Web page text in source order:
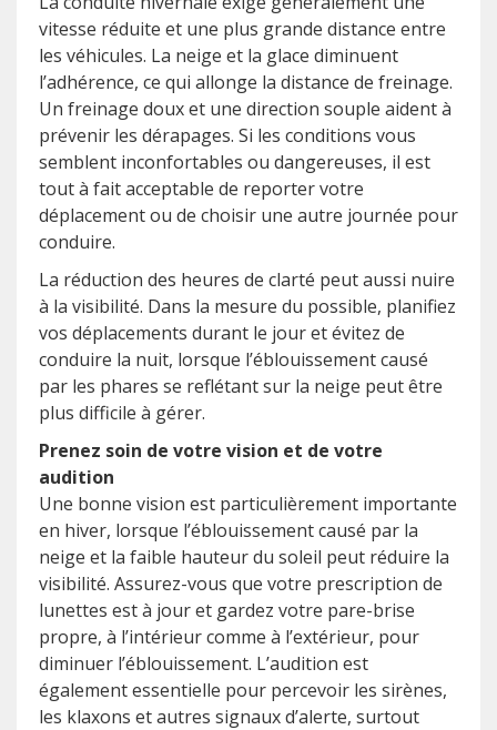
vitesse réduite et une plus grande distance entre
les véhicules. La neige et la glace diminuent
l’adhérence, ce qui allonge la distance de freinage.
Un freinage doux et une direction souple aident à
prévenir les dérapages. Si les conditions vous
semblent inconfortables ou dangereuses, il est
tout à fait acceptable de reporter votre
déplacement ou de choisir une autre journée pour
conduire.
La réduction des heures de clarté peut aussi nuire
à la visibilité. Dans la mesure du possible, planifiez
vos déplacements durant le jour et évitez de
conduire la nuit, lorsque l’éblouissement causé
par les phares se reflétant sur la neige peut être
plus difficile à gérer.
Prenez soin de votre vision et de votre
audition
Une bonne vision est particulièrement importante
en hiver, lorsque l’éblouissement causé par la
neige et la faible hauteur du soleil peut réduire la
visibilité. Assurez-vous que votre prescription de
lunettes est à jour et gardez votre pare-brise
propre, à l’intérieur comme à l’extérieur, pour
diminuer l’éblouissement. L’audition est
également essentielle pour percevoir les sirènes,
les klaxons et autres signaux d’alerte, surtout